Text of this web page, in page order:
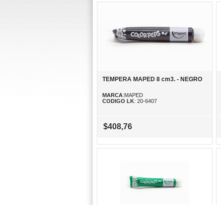
TEMPERA MAPED 8 cm3. - NEGRO
MARCA:MAPED
CODIGO LK: 20-6407
$408,76